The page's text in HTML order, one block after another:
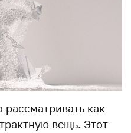
рассматривать как
вещь. Этот